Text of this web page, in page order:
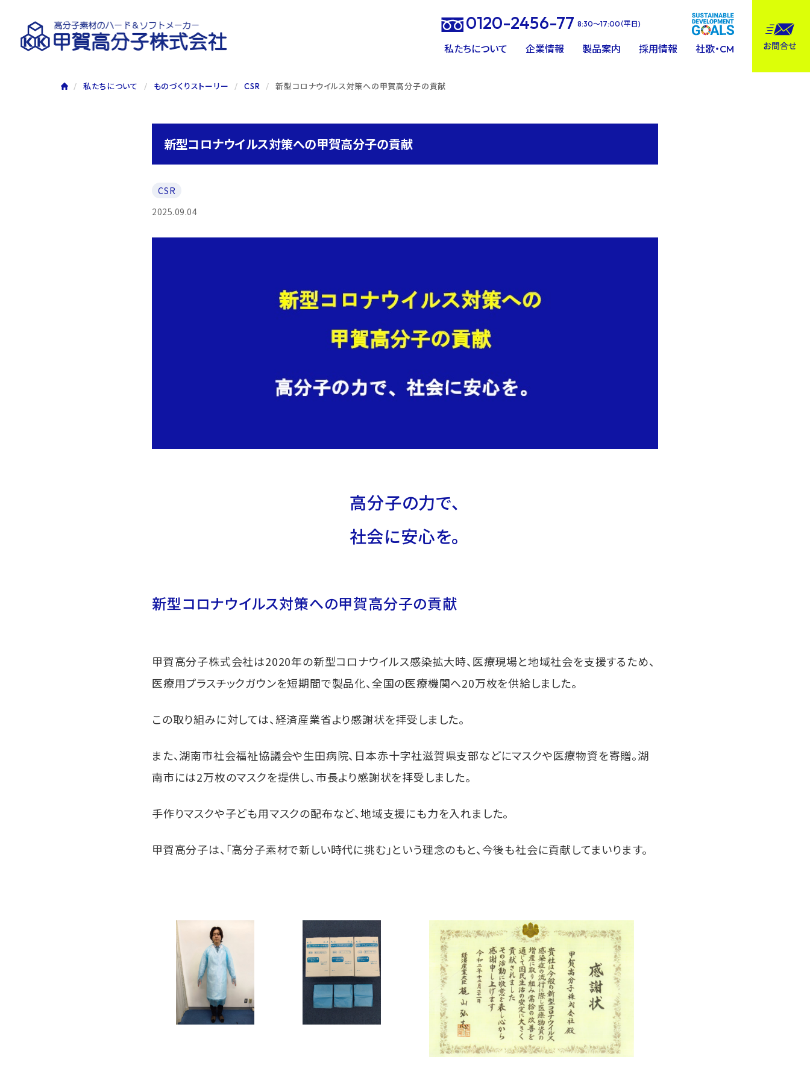
0120-2456-77 8:30〜17:00（平日)
私たちについて 企業情報 製品案内 採⽤情報 社歌・CM
私たちについて ものづくりストーリー CSR 新型コロナウイルス対策への甲賀高分子の貢献
新型コロナウイルス対策への甲賀高分子の貢献
CSR
2025.09.04
高分子の力で、
社会に安心を。
新型コロナウイルス対策への甲賀高分子の貢献
甲賀高分子株式会社は2020年の新型コロナウイルス感染拡大時、医療現場と地域社会を支援するため、
医療用プラスチックガウンを短期間で製品化、全国の医療機関へ20万枚を供給しました。
この取り組みに対しては、経済産業省より感謝状を拝受しました。
また、湖南市社会福祉協議会や生田病院、日本赤十字社滋賀県支部などにマスクや医療物資を寄贈。湖
南市には2万枚のマスクを提供し、市長より感謝状を拝受しました。
手作りマスクや子ども用マスクの配布など、地域支援にも力を入れました。
甲賀高分子は、「高分子素材で新しい時代に挑む」という理念のもと、今後も社会に貢献してまいります。